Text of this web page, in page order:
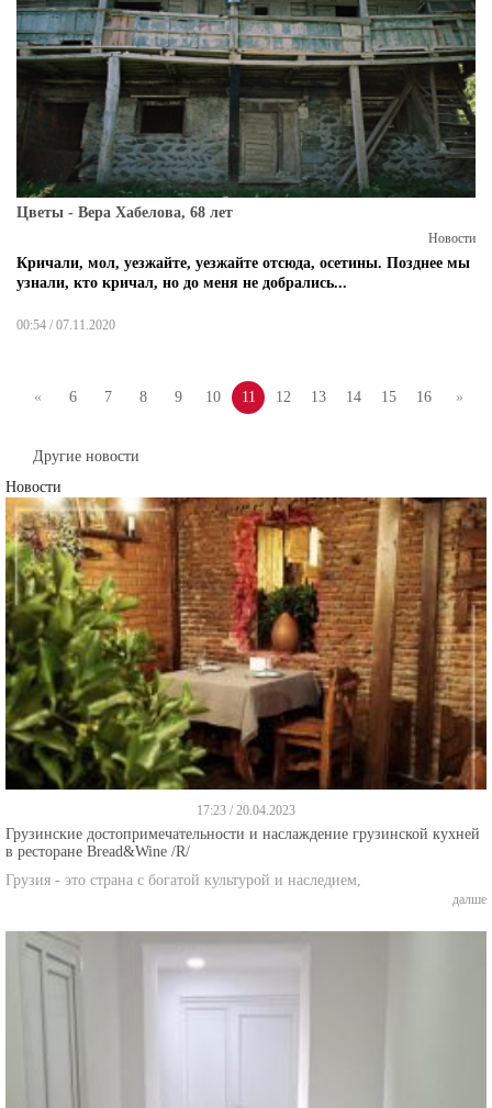
Цветы - Вера Хабелова, 68 лет
Новости
Кричали, мол, уезжайте, уезжайте отсюда, осетины. Позднее мы
узнали, кто кричал, но до меня не добрались...
00:54 / 07.11.2020
« 6 7 8 9 10 11 12 13 14 15 16 »
Другие новости
Новости
17:23 / 20.04.2023
Грузинские достопримечательности и наслаждение грузинской кухней
в ресторане Bread&Wine /R/
Грузия - это страна с богатой культурой и наследием,
далше